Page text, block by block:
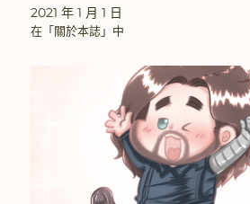
2021 年 1 月 1 日
在「關於本誌」中